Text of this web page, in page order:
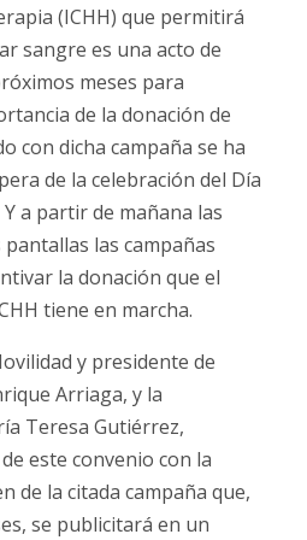
(ICHH) que permitirá
sangre es una acto de
meses para
de la donación de
con dicha campaña se ha
de la celebración del Día
a partir de mañana las
las campañas
la donación que el
tiene en marcha.
y presidente de
Arriaga, y la
Teresa Gutiérrez,
este convenio con la
de la citada campaña que,
se publicitará en un